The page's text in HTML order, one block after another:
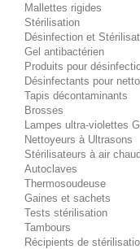
Mallettes rigides
Stérilisation
Désinfection et
Gel antibactérien
Produits pour
Désinfectants pour
Tapis décontaminants
Brosses
Lampes ultra-violettes
Nettoyeurs à Ultrasons
Stérilisateurs à air chaud
Autoclaves
Thermosoudeuse
Gaines et sachets
Tests stérilisation
Tambours
Récipients de